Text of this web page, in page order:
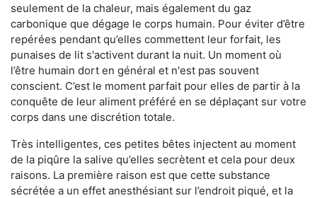
seulement de la chaleur, mais également du gaz
carbonique que dégage le corps humain. Pour éviter d’être
repérées pendant qu’elles commettent leur forfait, les
punaises de lit s'activent durant la nuit. Un moment où
l’être humain dort en général et n'est pas souvent
conscient. C’est le moment parfait pour elles de partir à la
conquête de leur aliment préféré en se déplaçant sur votre
corps dans une discrétion totale.
Très intelligentes, ces petites bêtes injectent au moment
de la piqûre la salive qu’elles secrètent et cela pour deux
raisons. La première raison est que cette substance
sécrétée a un effet anesthésiant sur l’endroit piqué, et la